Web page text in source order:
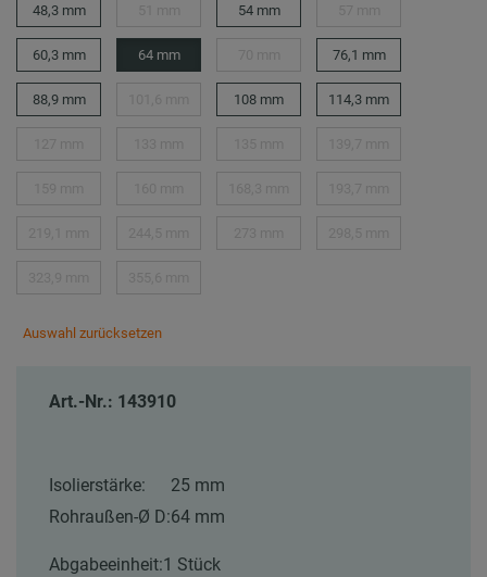
48,3 mm 54 mm
60,3 mm 64 mm 76,1 mm
88,9 mm 108 mm 114,3 mm
Auswahl zurücksetzen
Art.-Nr.: 143910
Isolierstärke:
25 mm
Rohraußen-Ø D:64 mm
Abgabeeinheit:1 Stück